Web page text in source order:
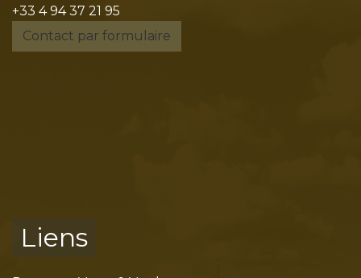
+33 4 94 37 21 95
Contact par formulaire
Liens